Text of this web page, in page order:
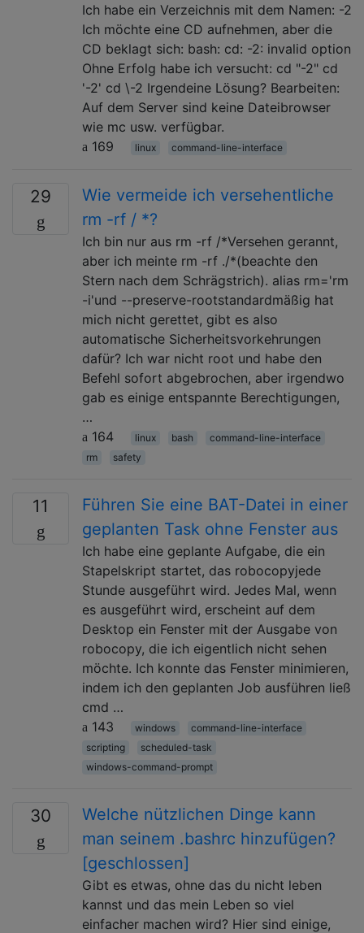
Ich habe ein Verzeichnis mit dem Namen: -2
Ich möchte eine CD aufnehmen, aber die
CD beklagt sich: bash: cd: -2: invalid option
Ohne Erfolg habe ich versucht: cd "-2" cd
'-2' cd \-2 Irgendeine Lösung? Bearbeiten:
Auf dem Server sind keine Dateibrowser
wie mc usw. verfügbar.
169
linux command-line-interface
29
Wie vermeide ich versehentliche
rm -rf / *?
Ich bin nur aus rm -rf /*Versehen gerannt,
aber ich meinte rm -rf ./*(beachte den
Stern nach dem Schrägstrich). alias rm='rm
-i'und --preserve-rootstandardmäßig hat
mich nicht gerettet, gibt es also
automatische Sicherheitsvorkehrungen
dafür? Ich war nicht root und habe den
Befehl sofort abgebrochen, aber irgendwo
gab es einige entspannte Berechtigungen,
…
164
linux bash
command-line-interface
rm
safety
11
Führen Sie eine BAT-Datei in einer
geplanten Task ohne Fenster aus
Ich habe eine geplante Aufgabe, die ein
Stapelskript startet, das robocopyjede
Stunde ausgeführt wird. Jedes Mal, wenn
es ausgeführt wird, erscheint auf dem
Desktop ein Fenster mit der Ausgabe von
robocopy, die ich eigentlich nicht sehen
möchte. Ich konnte das Fenster minimieren,
indem ich den geplanten Job ausführen ließ
cmd …
143
windows
command-line-interface
scripting
scheduled-task
windows-command-prompt
30
Welche nützlichen Dinge kann
man seinem .bashrc hinzufügen?
[geschlossen]
Gibt es etwas, ohne das du nicht leben
kannst und das mein Leben so viel
einfacher machen wird? Hier sind einige,